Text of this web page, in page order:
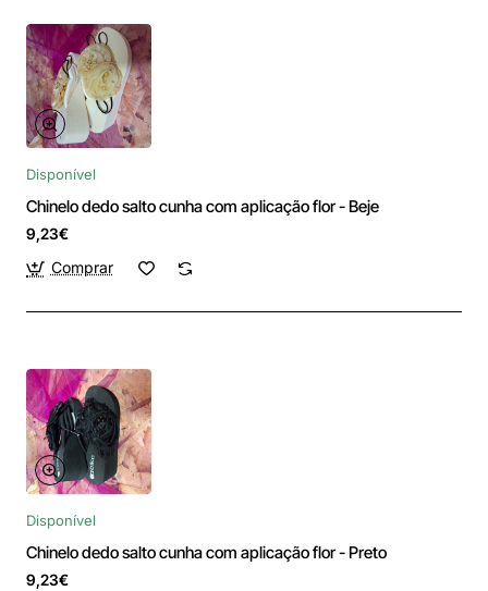
Disponível
Chinelo dedo salto cunha com aplicação flor - Beje
9,23€
Comprar
Disponível
Chinelo dedo salto cunha com aplicação flor - Preto
9,23€